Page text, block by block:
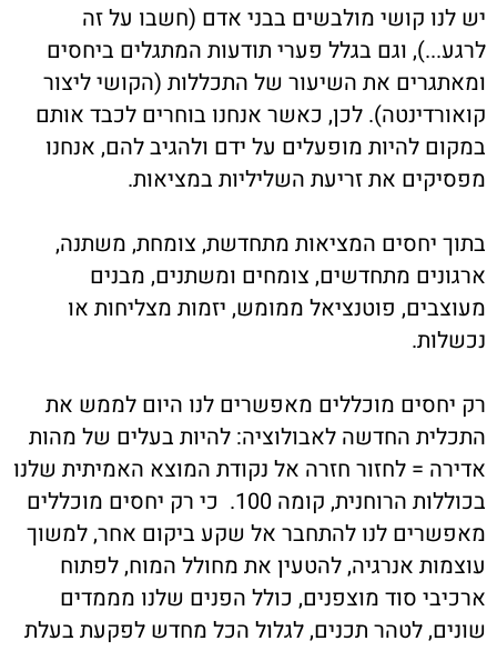
יש לנו קושי מולבשים בבני אדם (חשבו על זה
לרגע...), וגם בגלל פערי תודעות המתגלים ביחסים
ומאתגרים את השיעור של התכללות (הקושי ליצור
קואורדינטה). לכן, כאשר אנחנו בוחרים לכבד אותם
במקום להיות מופעלים על ידם ולהגיב להם, אנחנו
מפסיקים את זריעת השליליות במציאות.
בתוך יחסים המציאות מתחדשת, צומחת, משתנה,
ארגונים מתחדשים, צומחים ומשתנים, מבנים
מעוצבים, פוטנציאל ממומש, יזמות מצליחות או
נכשלות.
רק יחסים מוכללים מאפשרים לנו היום לממש את
התכלית החדשה לאבולוציה: להיות בעלים של מהות
אדירה = לחזור חזרה אל נקודת המוצא האמיתית שלנו
בכוללות הרוחנית, קומה 100. כי רק יחסים מוכללים
מאפשרים לנו להתחבר אל שקע ביקום אחר, למשוך
עוצמות אנרגיה, להטעין את מחולל המוח, לפתוח
ארכיבי סוד מוצפנים, כולל הפנים שלנו מממדים
שונים, לטהר תכנים, לגלול הכל מחדש לפקעת בעלת